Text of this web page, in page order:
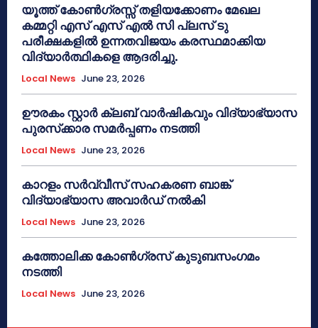
യൂത്ത് കോൺഗ്രസ്സ് തളിയക്കോണം മേഖല
കമ്മറ്റി എസ് എസ് എൽ സി പ്ലസ് ടു
പരീക്ഷകളിൽ ഉന്നതവിജയം കരസ്ഥമാക്കിയ
വിദ്യാർത്ഥികളെ ആദരിച്ചു.
Local News June 23, 2026
ഊരകം സ്റ്റാർ ക്ലബ് വാർഷികവും വിദ്യാഭ്യാസ
പുരസ്‌ക്കാര സമർപ്പണം നടത്തി
Local News June 23, 2026
കാറളം സർവ്വീസ് സഹകരണ ബാങ്ക്
വിദ്യാഭ്യാസ അവാർഡ് നൽകി
Local News June 23, 2026
കത്തോലിക്ക കോൺഗ്രസ് കുടുബസംഗമം
നടത്തി
Local News June 23, 2026